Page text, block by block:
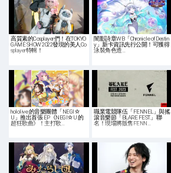
高質素的Cosplayer們！在TOKYO
GAME SHOW 2022發現的美人Co
splayer特輯！
闇影詩章WB「Chronicle of Destin
y」新卡資訊先行公開！可獲得
泳裝角色造…
hololive 的音樂團體「NEGI☆
U」推出首張 EP《NEGI☆U 的
超狂歌曲》！主打歌…
職業電競隊伍「FENNEL」與搖
滾音樂節「BLARE FEST.」聯
名！現場將販售FENN…